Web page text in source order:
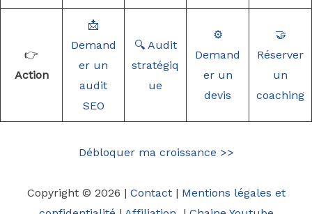
👉
Action
📩
Demand
er un
audit
SEO
🔍 Audit
stratégiq
ue
⚙️
Demand
er un
devis
🤝
Réserver
un
coaching
Débloquer ma croissance >>
Copyright © 2026 | Contact| Mentions légales et